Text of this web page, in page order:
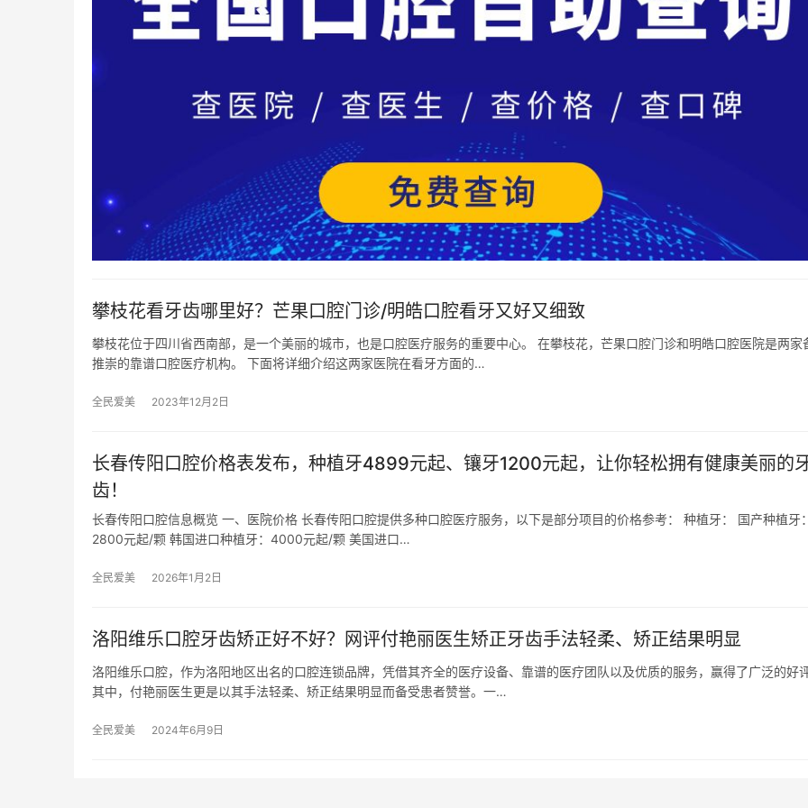
攀枝花看牙齿哪里好？芒果口腔门诊/明皓口腔看牙又好又细致
攀枝花位于四川省西南部，是一个美丽的城市，也是口腔医疗服务的重要中心。 在攀枝花，芒果口腔门诊和明皓口腔医院是两家
推崇的靠谱口腔医疗机构。 下面将详细介绍这两家医院在看牙方面的…
全民爱美 2023年12月2日
长春传阳口腔价格表发布，种植牙4899元起、镶牙1200元起，让你轻松拥有健康美丽的
齿！
长春传阳口腔信息概览 一、医院价格 长春传阳口腔提供多种口腔医疗服务，以下是部分项目的价格参考： 种植牙： 国产种植牙
2800元起/颗 韩国进口种植牙：4000元起/颗 美国进口…
全民爱美 2026年1月2日
洛阳维乐口腔牙齿矫正好不好？网评付艳丽医生矫正牙齿手法轻柔、矫正结果明显
洛阳维乐口腔，作为洛阳地区出名的口腔连锁品牌，凭借其齐全的医疗设备、靠谱的医疗团队以及优质的服务，赢得了广泛的好
其中，付艳丽医生更是以其手法轻柔、矫正结果明显而备受患者赞誉。一…
全民爱美 2024年6月9日